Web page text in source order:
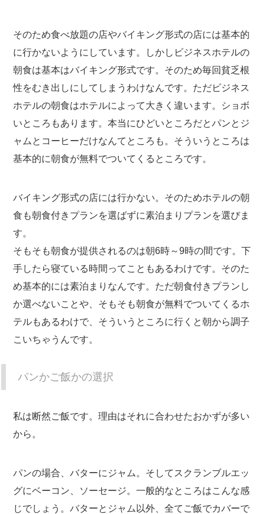
そのため食べ放題の店やバイキング形式の店には基本的
に行かないようにしています。しかしビジネスホテルの
朝食は基本はバイキング形式です。そのため毎回貧乏根
性をむき出しにしてしまうわけなんです。ただビジネス
ホテルの朝食はホテルによって大きく違います。ショボ
いところもあります。本当にひどいところだとパンとジ
ャムとコーヒーだけなんてところも。そういうところは
基本的に朝食が無料でついてくるところです。
バイキング形式の店には行かない。そのためホテルの朝
食も朝食付きプランを選ばずに素泊まりプランを選びま
す。
そもそも朝食が提供されるのは朝6時～9時の間です。下
手したら寝ている時間ってこともあるわけです。そのた
め基本的には素泊まりなんです。ただ朝食付きプランし
か選べないことや、そもそも朝食が無料でついてくるホ
テルもあるわけで、そういうところに行くと朝から調子
こいちゃうんです。
パンかご飯かの選択
私は断然ご飯です。理由はそれに合わせたおかずが多い
から。
パンの場合、バターにジャム。そしてスクランブルエッ
グにベーコン、ソーセージ。一般的なところはこんな感
じでしょう。バターとジャム以外、全てご飯でカバーで